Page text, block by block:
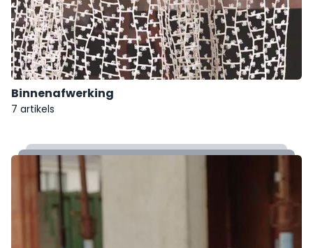
Binnenafwerking
7 artikels